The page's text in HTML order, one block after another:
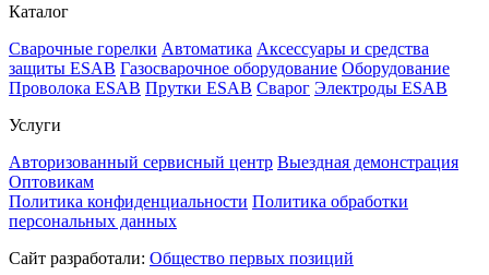
Каталог
Cварочные горелки Автоматика Аксессуары и средства
защиты ESAB Газосварочное оборудование Оборудование
Проволока ESAB Прутки ESAB Сварог Электроды ESAB
Услуги
Авторизованный сервисный центр Выездная демонстрация
Оптовикам
Политика конфиденциальности Политика обработки
персональных данных
Сайт разработали: Общество первых позиций